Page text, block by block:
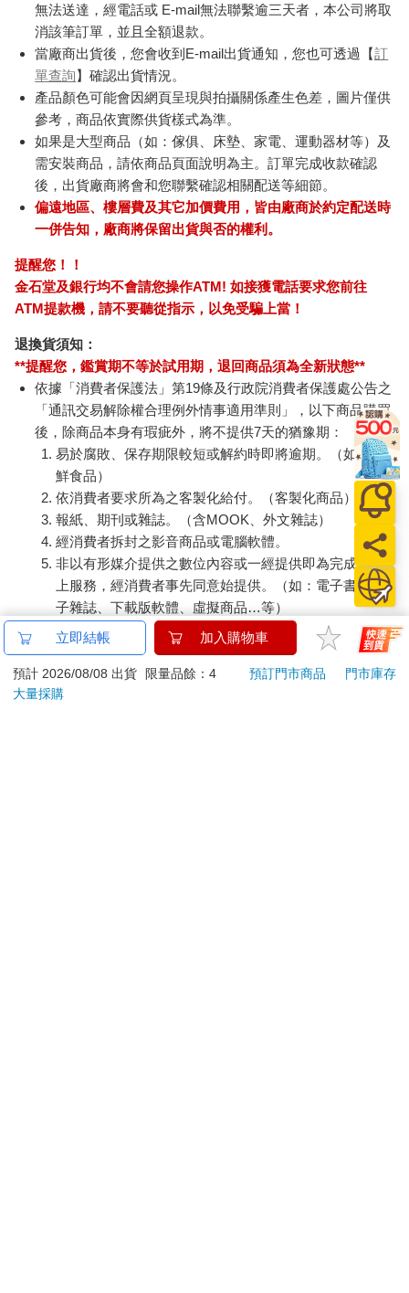
無法送達，經電話或 E-mail無法聯繫逾三天者，本公司將取
消該筆訂單，並且全額退款。
當廠商出貨後，您會收到E-mail出貨通知，您也可透過【訂
單查詢】確認出貨情況。
產品顏色可能會因網頁呈現與拍攝關係產生色差，圖片僅供
參考，商品依實際供貨樣式為準。
如果是大型商品（如：傢俱、床墊、家電、運動器材等）及
需安裝商品，請依商品頁面說明為主。訂單完成收款確認
後，出貨廠商將會和您聯繫確認相關配送等細節。
偏遠地區、樓層費及其它加價費用，皆由廠商於約定配送時
一併告知，廠商將保留出貨與否的權利。
提醒您！！
金石堂及銀行均不會請您操作ATM! 如接獲電話要求您前往
ATM提款機，請不要聽從指示，以免受騙上當！
退換貨須知：
**提醒您，鑑賞期不等於試用期，退回商品須為全新狀態**
依據「消費者保護法」第19條及行政院消費者保護處公告之
「通訊交易解除權合理例外情事適用準則」，以下商品購買
後，除商品本身有瑕疵外，將不提供7天的猶豫期：
易於腐敗、保存期限較短或解約時即將逾期。（如：生
鮮食品）
依消費者要求所為之客製化給付。（客製化商品）
報紙、期刊或雜誌。（含MOOK、外文雜誌）
經消費者拆封之影音商品或電腦軟體。
非以有形媒介提供之數位內容或一經提供即為完成之線
上服務，經消費者事先同意始提供。（如：電子書、電
子雜誌、下載版軟體、虛擬商品…等）
已拆封之個人衛生用品。（如：內衣褲、刮鬍刀、除毛
刀…等）
若非上列種類商品，均享有到貨7天的猶豫期（含例假
日）。
立即結帳 加入購物車
預計 2026/08/08 出貨 限量品餘：4 預訂門市商品
門市庫存
大量採購